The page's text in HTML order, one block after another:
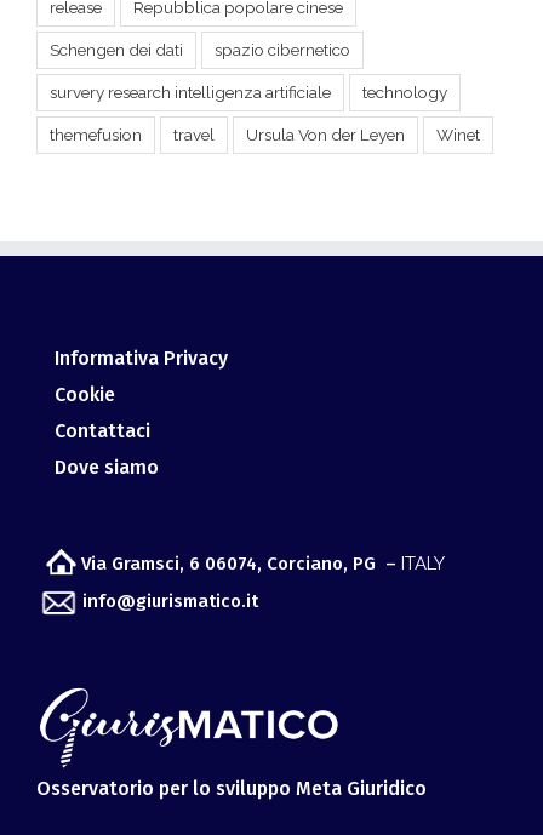
release Repubblica popolare cinese
Schengen dei dati spazio cibernetico
survery research intelligenza artificiale technology
themefusion travel Ursula Von der Leyen Winet
Informativa Privacy
Cookie
Contattaci
Dove siamo
Via Gramsci, 6 06074, Corciano, PG – ITALY
info@giurismatico.it
Osservatorio per lo sviluppo Meta Giuridico